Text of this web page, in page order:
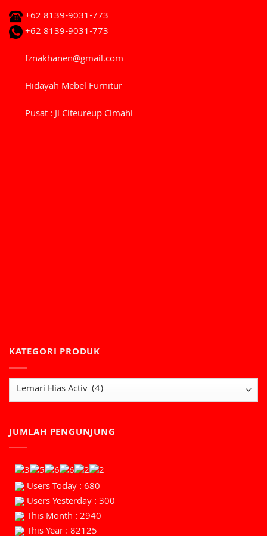
+62 8139-9031-773
+62 8139-9031-773
fznakhanen@gmail.com
Hidayah Mebel Furnitur
Pusat : Jl Citeureup Cimahi
KATEGORI PRODUK
JUMLAH PENGUNJUNG
Users Today : 680
Users Yesterday : 300
This Month : 2940
This Year : 82125